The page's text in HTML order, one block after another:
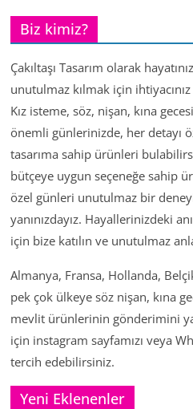
Biz kimiz?
Çakıltaşı Tasarım olarak
unutulmaz kılmak için
Kız isteme, söz, nişan, kına
önemli günlerinizde, her detayı
tasarıma sahip ürünleri
bütçeye uygun seçeneğe sahip
özel günleri unutulmaz bir
yanınızdayız. Hayallerinizdeki
için bize katılın ve unutulmaz
Almanya, Fransa, Hollanda,
pek çok ülkeye söz nişan, kına
mevlit ürünlerinin gönderimini
için instagram sayfamızı veya
tercih edebilirsiniz.
Yeni Eklenenler